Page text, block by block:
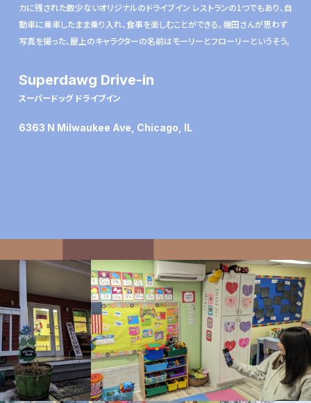
カに残された数少ないオリジナルのドライブイン レストランの1つでもあり、自
動車に乗車したまま乗り入れ、食事を楽しむことができる。幾田さんが思わず
写真を撮った、屋上のキャラクターの名前はモーリーとフローリーというそう。
Superdawg Drive-in
スーパードッグ ドライブイン
6363 N Milwaukee Ave, Chicago, IL